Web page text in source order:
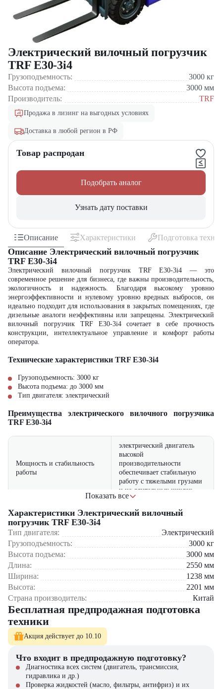
Электрический вилочный погрузчик
TRF E30-3i4
Грузоподъемность: 3000 кг
Высота подъема:
3000 мм
Производитель:
TRF
Продажа в лизинг на выгодных условиях
Доставка в любой регион в РФ
Товар распродан
Подобрать аналог
Узнать дату поставки
Описание Характеристики Подготовка
Описание Электрический вилочный погрузчик
TRF E30-3i4
Электрический вилочный погрузчик TRF E30-3i4 — это
современное решение для бизнеса, где важны производительность,
экологичность и надежность. Благодаря высокому уровню
энергоэффективности и нулевому уровню вредных выбросов, он
идеально подходит для использования в закрытых помещениях, где
дизельные аналоги неэффективны или запрещены. Электрический
вилочный погрузчик TRF E30-3i4 сочетает в себе прочность
конструкции, интеллектуальное управление и комфорт работы
оператора.
Технические характеристики TRF E30-3i4
Грузоподъемность: 3000 кг
Высота подъема: до 3000 мм
Тип двигателя: электрический
Преимущества электрического вилочного погрузчика
TRF E30-3i4
Мощность и стабильность
работы
электрический двигатель
высокой
производительности
обеспечивает стабильную
работу с тяжелыми грузами
и на длительных циклах
Низкие эксплуатационные
расходы
электрическая трансмиссия
затраты на топливо и
ремонт
Инновационная система
управления
электронные компоненты
движения, плавное
ускорение и эффективное
торможение
Где применяется вилочный погрузчик TRF E30-3i4?
Склады логистических и дистрибуционных центров
Торговые базы и распределительные хабы
Фармацевтические и пищевые производства
Аэропорты, терминалы и железнодорожные станции
Показать все
Характеристики Электрический вилочный
погрузчик TRF E30-3i4
Тип двигателя:
Электрический
Грузоподъемность:
3000 кг
Высота подъема:
3000 мм
Длина:
2550 мм
Ширина:
1238 мм
Высота:
2201 мм
Страна производитель:
Китай
Бесплатная предпродажная подготовка
техники
Акция действует до 10.10
Что входит в предпродажную подготовку?
Диагностика всех систем (двигатель, трансмиссия,
гидравлика и др.)
Проверка жидкостей (масло, фильтры, антифриз) и их